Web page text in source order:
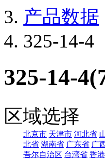
产品数据
325-14-4
325-14-
区域选择
北京市 天津市 河北省
北省 湖南省 广东省 广
吾尔自治区 台湾省 香